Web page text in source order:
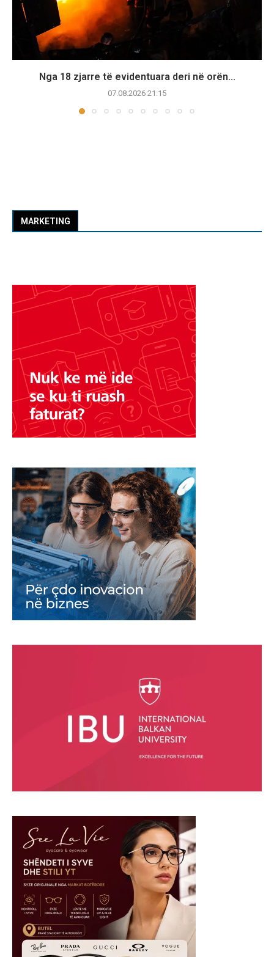
Nga 18 zjarre të evidentuara deri në orën...
07.08.2026 21:15
MARKETING